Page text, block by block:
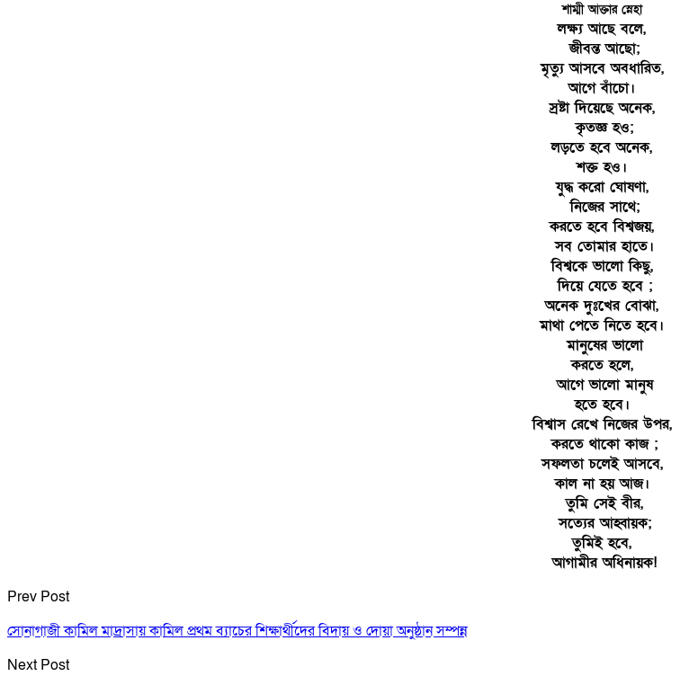
শাম্মী আক্তার স্নেহা
লক্ষ্য আছে বলে,
জীবন্ত আছো;
মৃত্যু আসবে অবধারিত,
আগে বাঁচো।
স্রষ্টা দিয়েছে অনেক,
কৃতজ্ঞ হও;
লড়তে হবে অনেক,
শক্ত হও।
যুদ্ধ করো ঘোষণা,
নিজের সাথে;
করতে হবে বিশ্বজয়,
সব তোমার হাতে।
বিশ্বকে ভালো কিছু,
দিয়ে যেতে হবে ;
অনেক দুঃখের বোঝা,
মাথা পেতে নিতে হবে।
মানুষের ভালো
করতে হলে,
আগে ভালো মানুষ
হতে হবে।
বিশ্বাস রেখে নিজের উপর,
করতে থাকো কাজ ;
সফলতা চলেই আসবে,
কাল না হয় আজ।
তুমি সেই বীর,
সত্যের আহ্বায়ক;
তুমিই হবে,
আগামীর অধিনায়ক!
Prev Post
সোনাগাজী কামিল মাদ্রাসায় কামিল প্রথম ব্যাচের শিক্ষার্থীদের বিদায় ও দোয়া অনুষ্ঠান সম্পন্ন
Next Post